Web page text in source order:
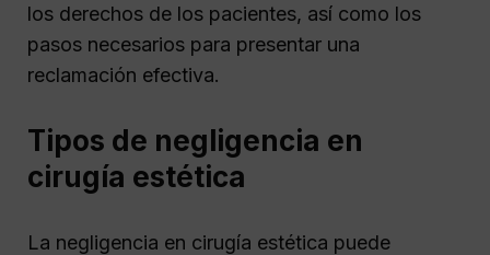
los derechos de los pacientes, así como los
pasos necesarios para presentar una
reclamación efectiva.
Tipos de negligencia en
cirugía estética
La negligencia en cirugía estética puede